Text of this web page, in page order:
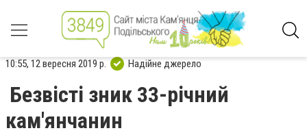
10:55, 12 вересня 2019 р. Надійне джерело
Безвісті зник 33-річний
кам'янчанин